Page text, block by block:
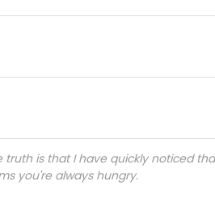
is that I have quickly noticed
you're always hungry.